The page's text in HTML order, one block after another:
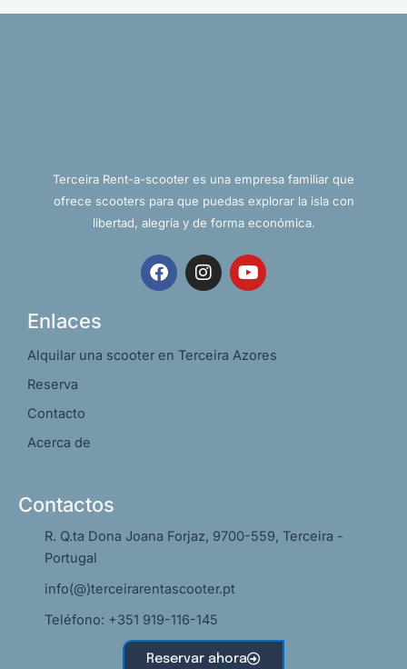
Terceira Rent-a-scooter es una empresa familiar que
ofrece scooters para que puedas explorar la isla con
libertad, alegría y de forma económica.
F
a
o
I
n
g
Y
o
b
Enlaces
Alquilar una scooter en Terceira Azores
Reserva
Contacto
Acerca de
Contactos
R. Q.ta Dona Joana Forjaz, 9700-559, Terceira -
Portugal
info(@)terceirarentascooter.pt
Teléfono: +351 919-116-145
Reservar ahora